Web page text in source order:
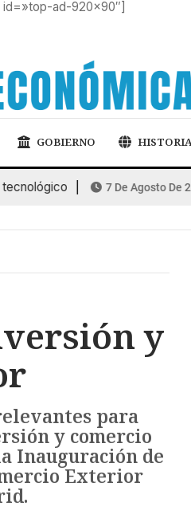
id=»top-ad-920×90″]
GOBIERNO
7 De Agosto De 2026
y
para
y comercio
Inauguración de
Exterior